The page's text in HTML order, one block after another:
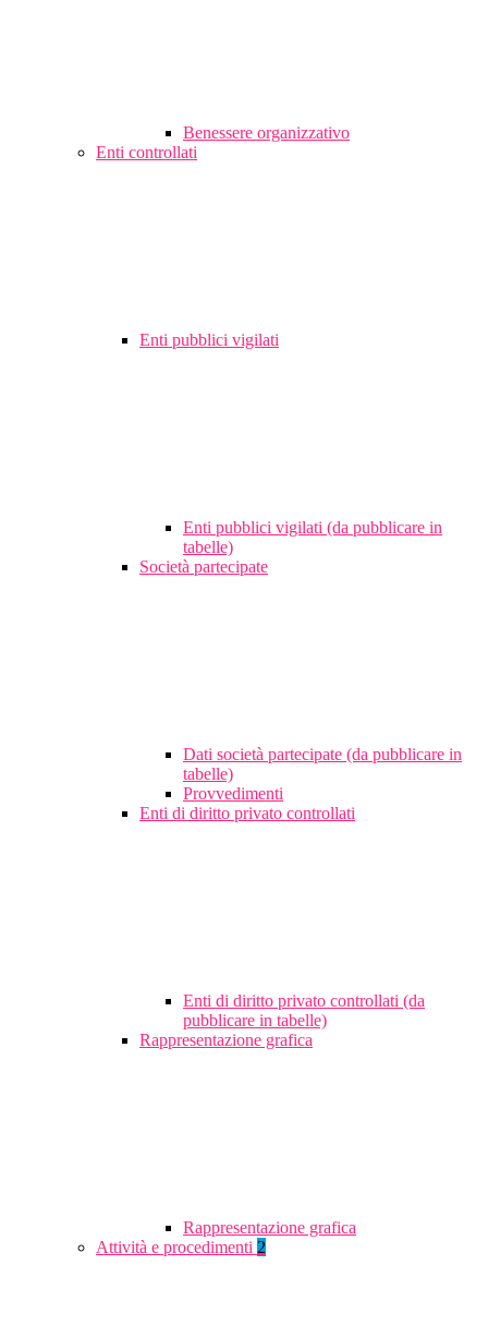
Benessere organizzativo
Enti controllati
Enti pubblici vigilati
Enti pubblici vigilati (da pubblicare in
tabelle)
Società partecipate
Dati società partecipate (da pubblicare in
tabelle)
Provvedimenti
Enti di diritto privato controllati
Enti di diritto privato controllati (da
pubblicare in tabelle)
Rappresentazione grafica
Rappresentazione grafica
Attività e procedimenti 2